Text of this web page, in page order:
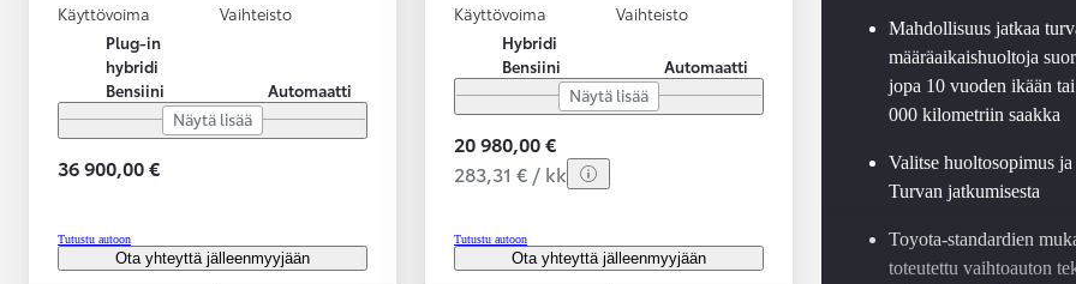
Käyttövoima
Plug-in
hybridi
Bensiini
Vaihteisto
Automaatti
Näytä lisää
36 900,00 €
Tutustu autoon
Ota yhteyttä jälleenmyyjään
Käyttövoima
Hybridi
Bensiini
Vaihteisto
Automaatti
Näytä lisää
20 980,00 €
283,31 € / kk
Tutustu autoon
Ota yhteyttä jälleenmyyjään
Mahdollisuus jatkaa
määräaikaishuoltoja
jopa 10 vuoden ikään
000 kilometriin saakka
Valitse huoltosopimus
Turvan jatkumisesta
Toyota-standardien
toteutettu vaihtoauton